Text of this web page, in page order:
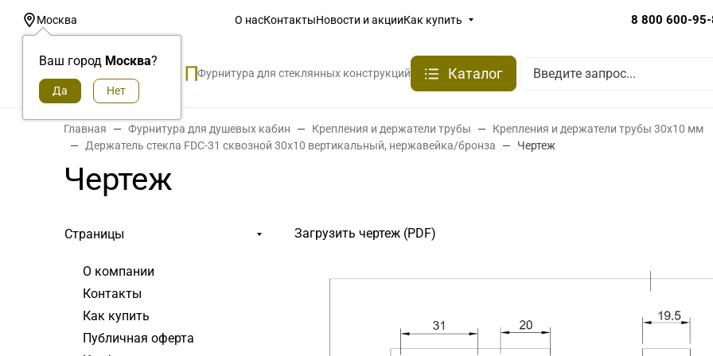
Москва
Ваш город Москва?
О насКонтактыНовости и акцииКак купить 8 800 600-
Фурнитура для стеклянных конструкций Каталог
Главная Фурнитура для душевых кабин Крепления и держатели трубы
Крепления и держатели трубы 30х10 мм
Держатель стекла FDC-31 сквозной 30х10 вертикальный, нержавейка/бронза
Чертеж
Чертеж
Страницы
О компании
Контакты
Как купить
Публичная оферта
Загрузить чертеж (PDF)